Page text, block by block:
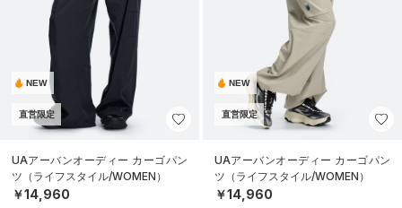
NEW
直営限定
UAアーバンオーディー カーゴパン
ツ（ライフスタイル/WOMEN）
￥14,960
NEW
直営限定
UAアーバンオーディー カーゴパン
ツ（ライフスタイル/WOMEN）
￥14,960